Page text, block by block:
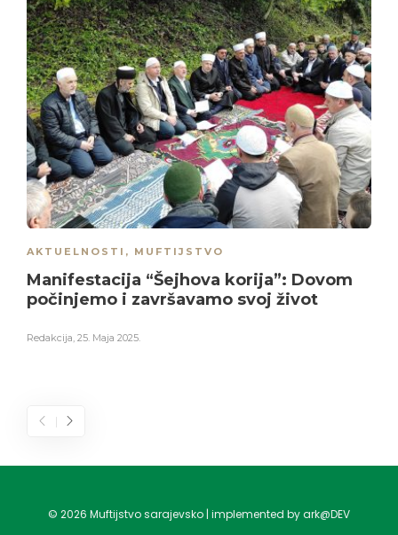
AKTUELNOSTI , MUFTIJSTVO
Manifestacija “Šejhova korija”: Dovom
počinjemo i završavamo svoj život
Redakcija, 25. Maja 2025.
© 2026 Muftijstvo sarajevsko | implemented by ark@DEV